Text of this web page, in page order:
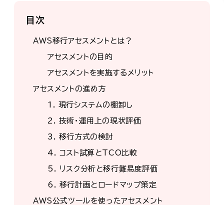
目次
AWS移行アセスメントとは？
アセスメントの目的
アセスメントを実施するメリット
アセスメントの進め方
1. 現行システムの棚卸し
2. 技術・運用上の現状評価
3. 移行方式の検討
4. コスト試算とTCO比較
5. リスク分析と移行難易度評価
6. 移行計画とロードマップ策定
AWS公式ツールを使ったアセスメント